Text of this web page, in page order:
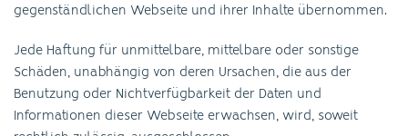
gegenständlichen Webseite und ihrer Inhalte übernommen.
Jede Haftung für unmittelbare, mittelbare oder sonstige
Schäden, unabhängig von deren Ursachen, die aus der
Benutzung oder Nichtverfügbarkeit der Daten und
Informationen dieser Webseite erwachsen, wird, soweit